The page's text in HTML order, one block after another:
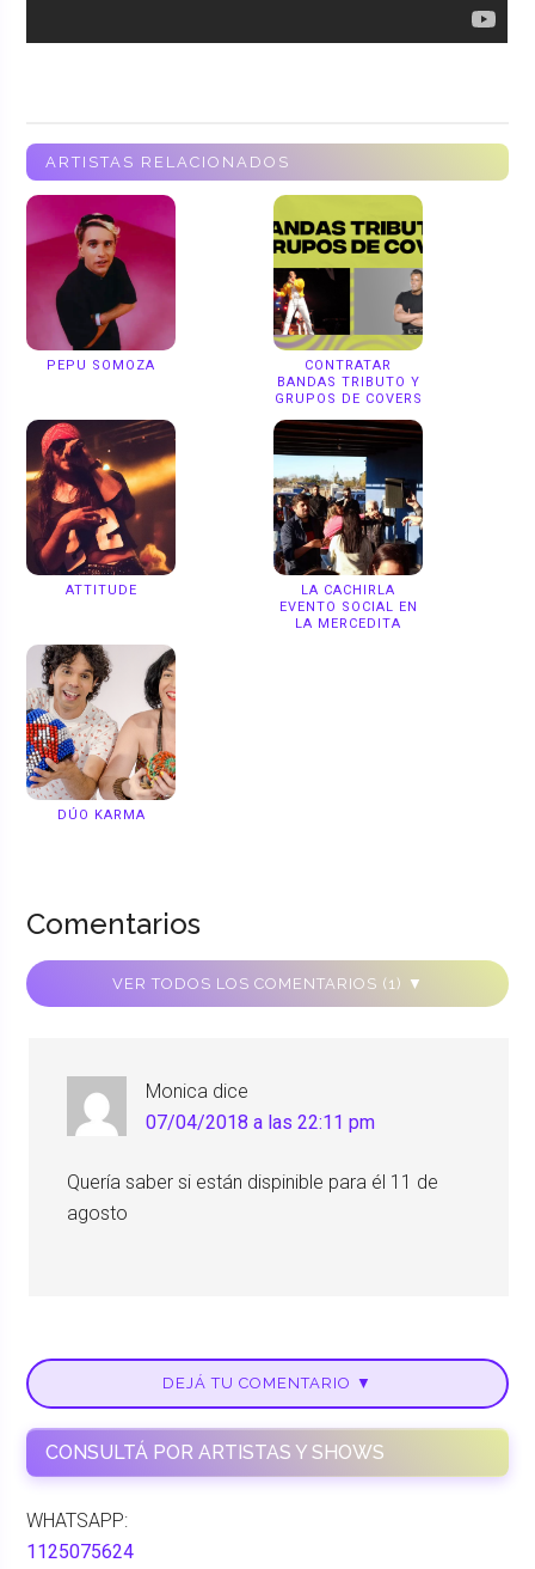
ARTISTAS RELACIONADOS
PEPU SOMOZA
CONTRATAR
BANDAS TRIBUTO Y
GRUPOS DE COVERS
ATTITUDE
LA CACHIRLA
EVENTO SOCIAL EN
LA MERCEDITA
DÚO KARMA
Comentarios
VER TODOS LOS COMENTARIOS (1) ▼
Monica dice
07/04/2018 a las 22:11 pm
Quería saber si están dispinible para él 11 de
agosto
DEJÁ TU COMENTARIO ▼
CONSULTÁ POR ARTISTAS Y SHOWS
WHATSAPP:
1125075624